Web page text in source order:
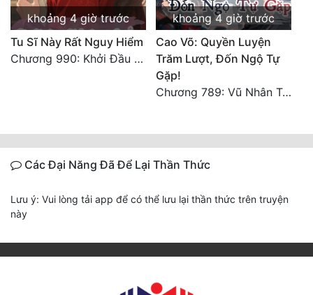
khoảng 4 giờ trước
Tu Sĩ Này Rất Nguy Hiểm
Chương 990: Khởi Đầu Bất Thuận
khoảng 4 giờ trước
Cao Võ: Quyền Luyện
Trăm Lượt, Đốn Ngộ Tự
Gặp!
Chương 789: Vũ Nhân Tộc niềm vui ngoài ý muốn (2)
Các Đại Năng Đã Để Lại Thần Thức
Lưu ý: Vui lòng tải app để có thể lưu lại thần thức trên truyện
này